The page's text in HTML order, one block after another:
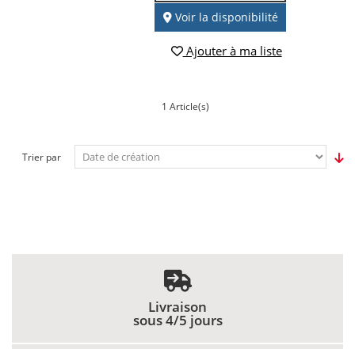
Voir la disponibilité
Ajouter à ma liste
1 Article(s)
Trier par
Livraison
sous 4/5 jours